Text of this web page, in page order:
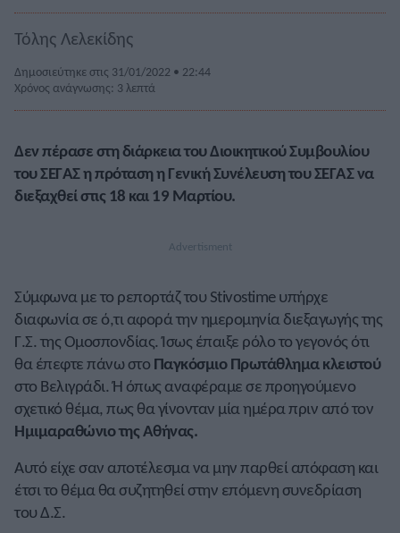
Τόλης Λελεκίδης
Δημοσιεύτηκε στις 31/01/2022 • 22:44
Χρόνος ανάγνωσης: 3 λεπτά
Δεν πέρασε στη διάρκεια του Διοικητικού Συμβουλίου
του ΣΕΓΑΣ η πρόταση η Γενική Συνέλευση του ΣΕΓΑΣ να
διεξαχθεί στις 18 και 19 Μαρτίου.
Σύμφωνα με το ρεπορτάζ του Stivostime υπήρχε
διαφωνία σε ό,τι αφορά την ημερομηνία διεξαγωγής της
Γ.Σ. της Ομοσπονδίας. Ίσως έπαιξε ρόλο το γεγονός ότι
θα έπεφτε πάνω στο Παγκόσμιο Πρωτάθλημα κλειστού
στο Βελιγράδι. Ή όπως αναφέραμε σε προηγούμενο
σχετικό θέμα, πως θα γίνονταν μία ημέρα πριν από τον
Ημιμαραθώνιο της Αθήνας.
Αυτό είχε σαν αποτέλεσμα να μην παρθεί απόφαση και
έτσι το θέμα θα συζητηθεί στην επόμενη συνεδρίαση
του Δ.Σ.